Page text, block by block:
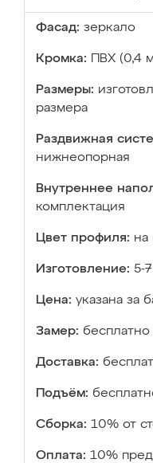
Фасад: зеркало
Кромка: ПВХ (0,4
Размеры:
размера
Раздвижная
нижнеопорная
Внутреннее
комплектация
Цвет профиля: на
Изготовление: 5-
Цена: указана за
Замер: бесплатно
Доставка:
Подъём:
Сборка: 10% от
Оплата: 10%